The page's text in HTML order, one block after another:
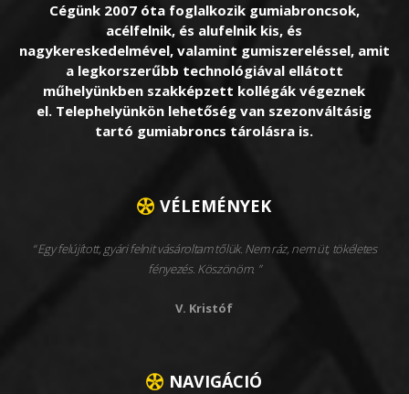
Cégünk 2007 óta foglalkozik gumiabroncsok,
acélfelnik, és alufelnik kis, és
nagykereskedelmével, valamint gumiszereléssel, amit
a legkorszerűbb technológiával ellátott
műhelyünkben szakképzett kollégák végeznek
el. Telephelyünkön lehetőség van szezonváltásig
tartó gumiabroncs tárolásra is.
VÉLEMÉNYEK
Egy felújított, gyári felnit vásároltam tőlük. Nem ráz, nem üt, tökéletes
fényezés. Köszönöm.
V. Kristóf
NAVIGÁCIÓ